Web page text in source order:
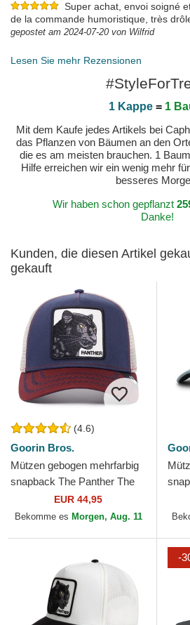
Super achat, envoi soigné
de la commande humoristique, très
gepostet am 2024-07-20 von Wilfrid
Lesen Sie mehr Rezensionen
1 Kappe = 1
Mit dem Kaufe jedes Artikels bei
das Pflanzen von Bäumen an den
die es am meisten brauchen. 1
Hilfe erreichen wir ein wenig mehr
besseres
Wir haben schon gepflanzt
Danke!
Kunden, die diesen Artikel
gekauft
(4.6)
Goorin Bros.
Mützen gebogen mehrfarbig
snapback The Panther The
Farm Goorin Bros.
EUR 44,95
Bekomme es Morgen, Aug. 11
-